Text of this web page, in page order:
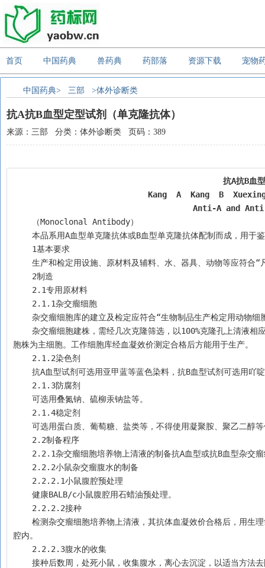
首页 中国药典 兽药典 药部落 资源下载 宠物
中国药典> 三部 >体外诊断类
抗A抗B血型定型试剂（单克隆抗体）
来源：三部 分类：体外诊断类 页码：389
抗A抗B血
Kang  A  Kang  B
Anti-A and
    （Monoclonal Antibody）
本品系用A血型单克隆抗体或B血型单克隆抗体配制而成，用于
    1基本要求
生产和检定用设施、原材料及辅料、水、器具、动物等应符合
    2制造
    2.1专用原材料
    2.1.1杂交瘤细胞
杂交瘤细胞库的建立及检定应符合“生物制品生产检定用动物
胞株为主细胞。工作细胞库经血凝效价测定合格后方能用于生产。
    2.1.2染色剂
抗A血型试剂可选用亚甲蓝等蓝色染料，抗B血型试剂可选用吖
    2.1.3防腐剂
    可选用叠氮钠、硫柳汞钠盐等。
    2.1.4稳定剂
可选用蛋白质、葡萄糖、盐类等，不得使用凝聚胺、聚乙二醇
    2.2制备程序
2.2.1杂交瘤细胞培养物上清液的制备抗A血型或抗B血型杂
    2.2.2小鼠杂交瘤腹水的制备
    2.2.2.1小鼠腹腔预处理
    健康BALB/c小鼠腹腔用石蜡油预处理。
    2.2.2.2接种
腔内。
    2.2.2.3腹水的收集
接种后数周，处死小鼠，收集腹水，离心去沉淀，以适当方